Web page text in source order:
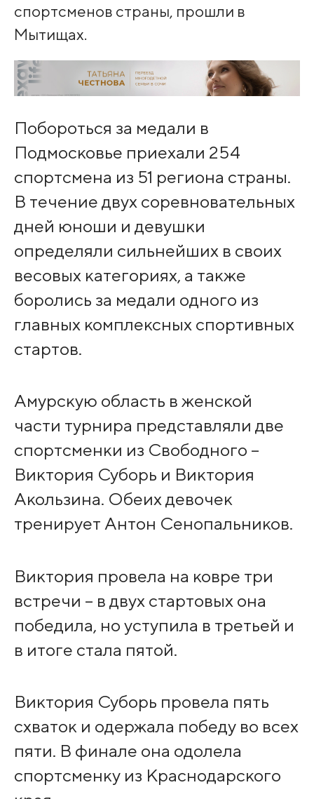
спортсменов страны, прошли в
Мытищах.
Побороться за медали в
Подмосковье приехали 254
спортсмена из 51 региона страны.
В течение двух соревновательных
дней юноши и девушки
определяли сильнейших в своих
весовых категориях, а также
боролись за медали одного из
главных комплексных спортивных
стартов.
Амурскую область в женской
части турнира представляли две
спортсменки из Свободного –
Виктория Суборь и Виктория
Акользина. Обеих девочек
тренирует Антон Сенопальников.
Виктория провела на ковре три
встречи – в двух стартовых она
победила, но уступила в третьей и
в итоге стала пятой.
Виктория Суборь провела пять
схваток и одержала победу во всех
пяти. В финале она одолела
спортсменку из Краснодарского